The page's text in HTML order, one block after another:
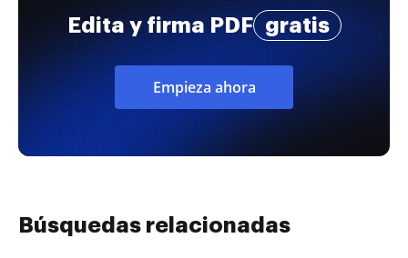
Edita y firma PDF gratis
Empieza ahora
Búsquedas relacionadas